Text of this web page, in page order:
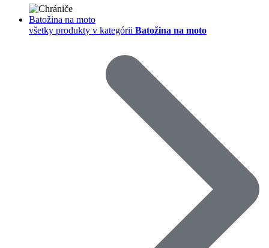
Batožina na moto
všetky produkty v kategórii Batožina na moto